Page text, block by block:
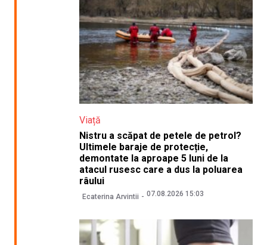
Viață
Nistru a scăpat de petele de petrol?
Ultimele baraje de protecție,
demontate la aproape 5 luni de la
atacul rusesc care a dus la poluarea
râului
Ecaterina Arvintii 07.08.2026 15:03